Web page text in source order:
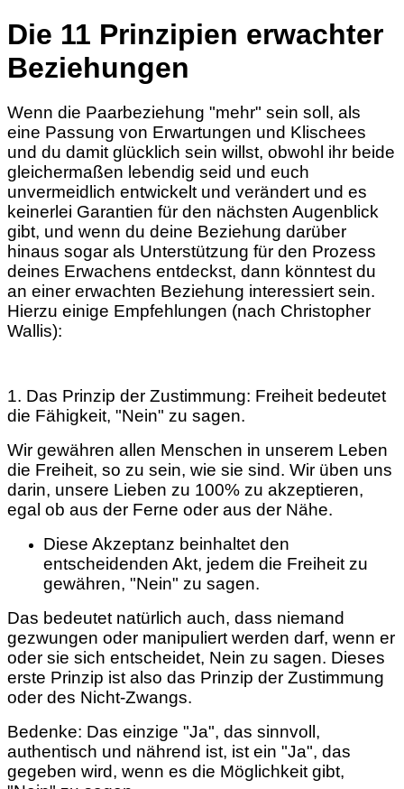
Die 11 Prinzipien erwachter
Beziehungen
Wenn die Paarbeziehung "mehr" sein soll, als
eine Passung von Erwartungen und Klischees
und du damit glücklich sein willst, obwohl ihr beide
gleichermaßen lebendig seid und euch
unvermeidlich entwickelt und verändert und es
keinerlei Garantien für den nächsten Augenblick
gibt, und wenn du deine Beziehung darüber
hinaus sogar als Unterstützung für den Prozess
deines Erwachens entdeckst, dann könntest du
an einer erwachten Beziehung interessiert sein.
Hierzu einige Empfehlungen (nach Christopher
Wallis):
1. Das Prinzip der Zustimmung: Freiheit bedeutet
die Fähigkeit, "Nein" zu sagen.
Wir gewähren allen Menschen in unserem Leben
die Freiheit, so zu sein, wie sie sind. Wir üben uns
darin, unsere Lieben zu 100% zu akzeptieren,
egal ob aus der Ferne oder aus der Nähe.
Diese Akzeptanz beinhaltet den
entscheidenden Akt, jedem die Freiheit zu
gewähren, "Nein" zu sagen.
Das bedeutet natürlich auch, dass niemand
gezwungen oder manipuliert werden darf, wenn er
oder sie sich entscheidet, Nein zu sagen. Dieses
erste Prinzip ist also das Prinzip der Zustimmung
oder des Nicht-Zwangs.
Bedenke: Das einzige "Ja", das sinnvoll,
authentisch und nährend ist, ist ein "Ja", das
gegeben wird, wenn es die Möglichkeit gibt,